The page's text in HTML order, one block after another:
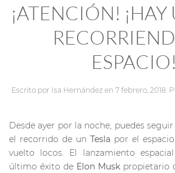
¡ATENCIÓN! ¡HAY
ESPACIO!
Escrito por Isa Hernández en 7 febrero, 2018 .
Desde ayer por la noche, puedes
el recorrido de un Tesla por el
vuelto locos. El lanzamiento
último éxito de Elon Musk propietario